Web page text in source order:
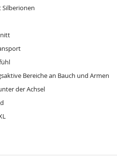
Bereiche an Bauch und Armen
der Achsel